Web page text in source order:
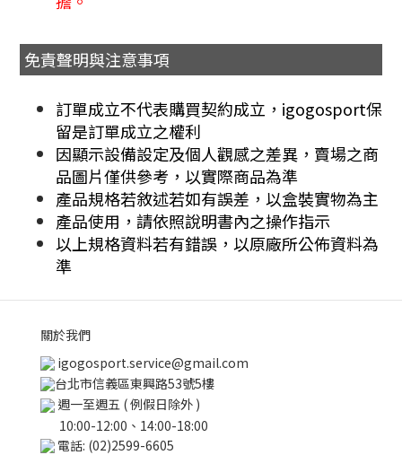
免責聲明與注意事項
訂單成立不代表購買契約成立，igogosport保
留是訂單成立之權利
因顯示設備設定及個人觀感之差異，賣場之商
品圖片僅供參考，以實際商品為準
產品規格若敘述若如有誤差，以盒裝實物為主
產品使用，請依照說明書內之操作指示
以上規格資料若有錯誤，以原廠所公佈資料為
準
關於我們
igogosport.service@gmail.com
台北市信義區東興路53號5樓
週一至週五 ( 例假日除外 )
10:00-12:00、14:00-18:00
電話: (02)2599-6605